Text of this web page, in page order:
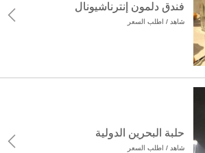
فندق دلمون إنترناشيونال
شاهد / اطلب السعر
حلبة البحرين الدولية
شاهد / اطلب السعر